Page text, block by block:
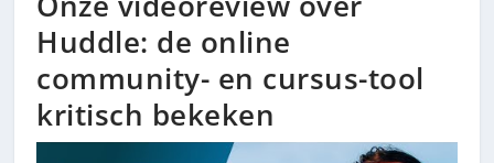
Huddle: de online
community- en cursus-tool
kritisch bekeken